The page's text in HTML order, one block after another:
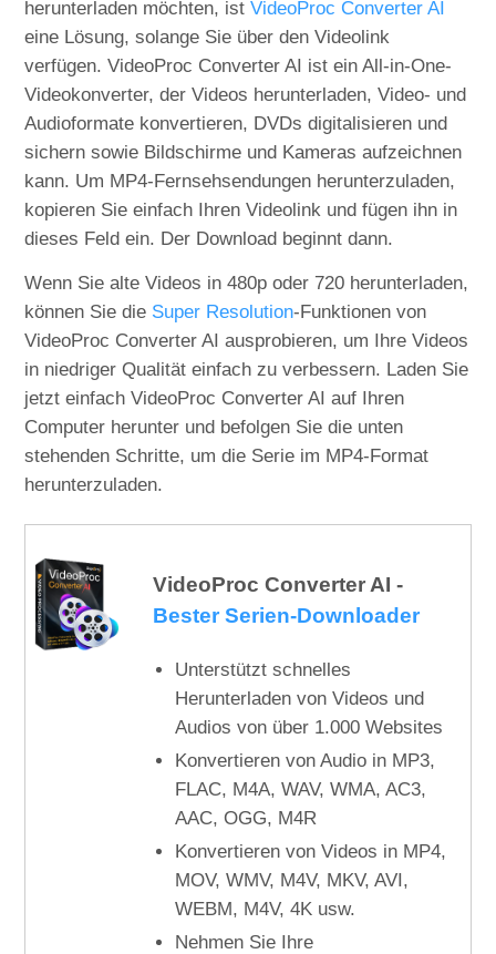
herunterladen möchten, istVideoProc Converter AI
eine Lösung, solange Sie über den Videolink
verfügen. VideoProc Converter AI ist ein All-in-One-
Videokonverter, der Videos herunterladen, Video- und
Audioformate konvertieren, DVDs digitalisieren und
sichern sowie Bildschirme und Kameras aufzeichnen
kann. Um MP4-Fernsehsendungen herunterzuladen,
kopieren Sie einfach Ihren Videolink und fügen ihn in
dieses Feld ein. Der Download beginnt dann.
Wenn Sie alte Videos in 480p oder 720 herunterladen,
können Sie die Super Resolution-Funktionen von
VideoProc Converter AI ausprobieren, um Ihre Videos
in niedriger Qualität einfach zu verbessern. Laden Sie
jetzt einfach VideoProc Converter AI auf Ihren
Computer herunter und befolgen Sie die unten
stehenden Schritte, um die Serie im MP4-Format
herunterzuladen.
VideoProc Converter AI -
Bester Serien-Downloader
Unterstützt schnelles
Herunterladen von Videos und
Audios von über 1.000 Websites
Konvertieren von Audio in MP3,
FLAC, M4A, WAV, WMA, AC3,
AAC, OGG, M4R
Konvertieren von Videos in MP4,
MOV, WMV, M4V, MKV, AVI,
WEBM, M4V, 4K usw.
Nehmen Sie Ihre